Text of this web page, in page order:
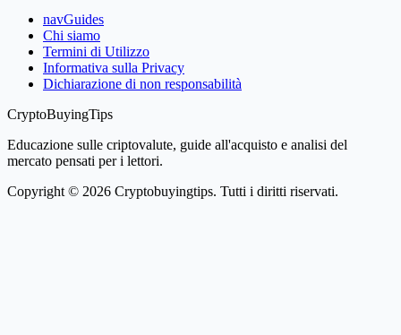
navGuides
Chi siamo
Termini di Utilizzo
Informativa sulla Privacy
Dichiarazione di non responsabilità
CryptoBuyingTips
Educazione sulle criptovalute, guide all'acquisto e analisi del
mercato pensati per i lettori.
Copyright © 2026 Cryptobuyingtips. Tutti i diritti riservati.